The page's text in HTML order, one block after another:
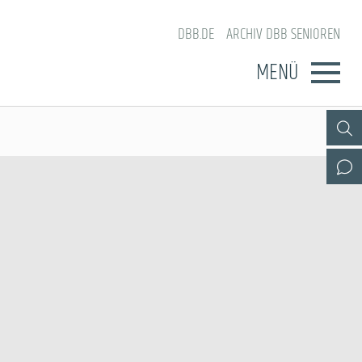
DBB.DE ARCHIV DBB SENIOREN
MENÜ